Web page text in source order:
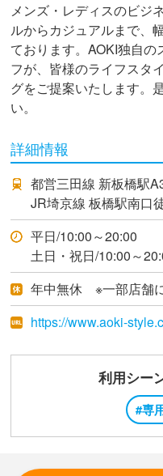
メンズ・レディスのビジ
ルからカジュアルまで、
ております。AOKI独自
フが、皆様のライフスタ
グをご提案いたします。
い。
詳細情報
都営三田線 新板橋駅
JR埼京線 板橋駅南口
平日/10:00～20:00
土日・祝日/10:00～
年中無休 ※一部店舗
https://www.aoki-
利用シー
#専